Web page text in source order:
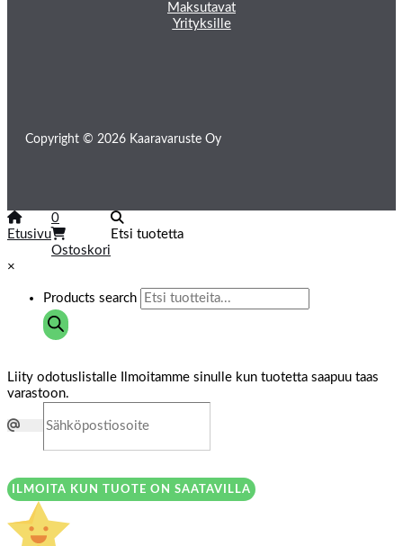
Maksutavat
Yrityksille
Copyright © 2026 Kaaravaruste Oy
Etusivu
0
Ostoskori
Etsi tuotetta
×
Products search
Liity odotuslistalle
Ilmoitamme sinulle kun tuotetta saapuu taas
varastoon.
ILMOITA KUN TUOTE ON SAATAVILLA